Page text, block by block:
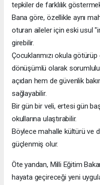
tepkiler de farklılık
Bana göre, özellikle aynı
oturan aileler için eski usul
girebilir.
Çocuklarımızı okula
dönüşümlü olarak
açıdan hem de güvenlik
sağlayabilir.
Bir gün bir veli, ertesi gün
okullarına ulaştırabilir.
Böylece mahalle kültürü ve
güçlenmiş olur.
Öte yandan, Milli Eğitim
hayata geçireceği yeni